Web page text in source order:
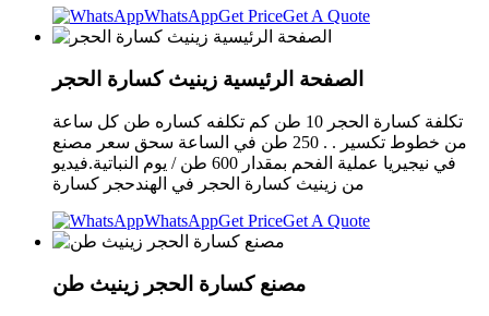
WhatsAppGet PriceGet A Quote
الصفحة الرئيسية زينيث كسارة الحجر
تكلفة كسارة الحجر 10 طن كم تكلفه كساره طن كل ساعة
من خطوط تكسير . . 250 طن في الساعة سحق سعر مصنع
في نيجيريا عملية الفحم بمقدار 600 طن / يوم النباتية.فيديو
من زينيث كسارة الحجر في الهندحجر كسارة
WhatsAppGet PriceGet A Quote
مصنع كسارة الحجر زينيث طن